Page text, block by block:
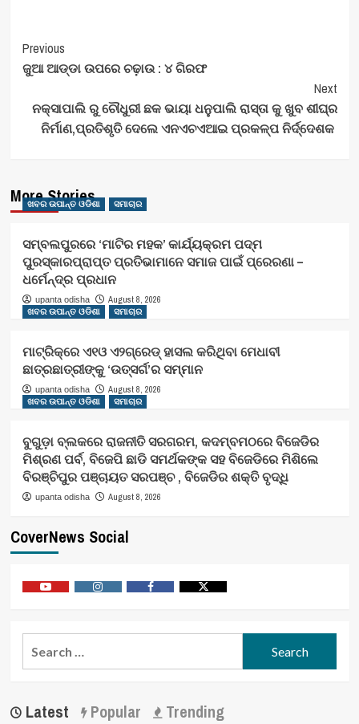
Post
Navigation
Previous
ଜୁଆ ଆଡ୍ଡା ଉପରେ ଚଢ଼ାଉ : ୪ ଗିରଫ
Next
ନକ୍ସାପାଲି ରୁ ଚୌଧୁରୀ ଛକ ଭାୟା ଧନୁପାଲି ରାସ୍ତା କୁ ଖୁବ ଶୀଘ୍ର
ନିର୍ମାଣ,ପ୍ରତିଶୃତି ଦେଲେ ଏନଏଚଏଆଇ ପ୍ରକଳ୍ପ ନିର୍ଦ୍ଦେଶକ
More Stories
ଖବର ଉପାନ୍ତ ଓଡିଶା ସମାଚାର
ସମ୍ବଲପୁରରେ ‘ମାଟିର ମହକ’ କାର୍ଯ୍ୟକ୍ରମ ପଦ୍ମ
ପୁରସ୍କାରପ୍ରାପ୍ତ ପ୍ରତିଭାମାନେ ସମାଜ ପାଇଁ ପ୍ରେରଣା –
ଧର୍ମେନ୍ଦ୍ର ପ୍ରଧାନ
upanta odisha
August 8, 2026
ଖବର ଉପାନ୍ତ ଓଡିଶା
ସମାଚାର
ମାଟ୍ରିକ୍‌ରେ ଏ୧ଓ ଏ୨ଗ୍ରେଡ୍‌ ହାସଲ କରିଥିବା ମେଧାବୀ
ଛାତ୍ରଛାତ୍ରୀଙ୍କୁ ‘ଉତ୍ସର୍ଗ’ର ସମ୍ମାନ
upanta odisha
August 8, 2026
ଖବର ଉପାନ୍ତ ଓଡିଶା
ସମାଚାର
ବୁଗୁଡ଼ା ବ୍ଲକରେ ରାଜନୀତି ସରଗରମ, କଦମ୍ବମଠରେ ବିଜେଡିର
ମିଶ୍ରଣ ପର୍ବ, ବିଜେପି ଛାଡି ସମର୍ଥକଙ୍କ ସହ ବିଜେଡିରେ ମିଶିଲେ
ବିରଞ୍ଚିପୁର ପଞ୍ଚାୟତ ସରପଞ୍ଚ , ବିଜେଡିର ଶକ୍ତି ବୃଦ୍ଧି
upanta odisha August 8, 2026
CoverNews Social
Latest Popular Trending